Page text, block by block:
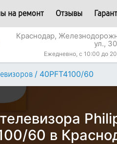
на ремонт Отзывы
Краснодар,
ул., 30
Ежедневно, с 10:00 до
/ 40PFT4100/60
60 в